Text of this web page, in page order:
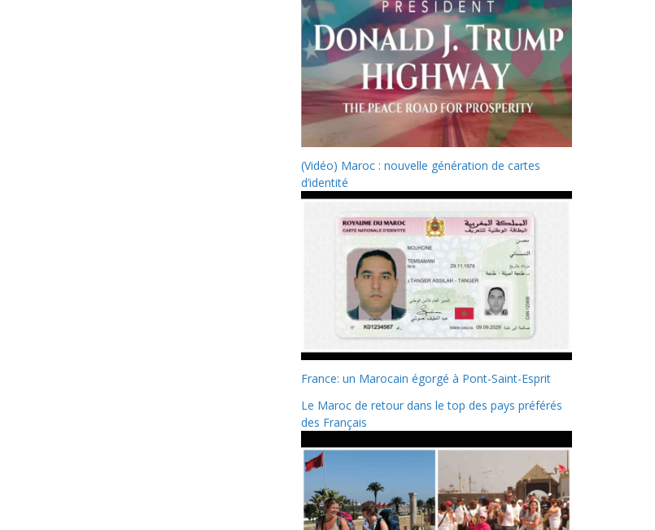
(Vidéo) Maroc : nouvelle génération de cartes
d’identité
France: un Marocain égorgé à Pont-Saint-Esprit
Le Maroc de retour dans le top des pays préférés
des Français